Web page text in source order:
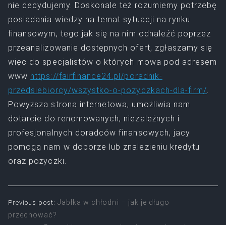
nie decydujemy. Doskonale też rozumiemy potrzebę
posiadania wiedzy na temat sytuacji na rynku
finansowym, tego jak się na nim odnaleźć poprzez
przeanalizowanie dostępnych ofert, zgłaszamy się
więc do specjalistów o których mowa pod adresem
www https://fairfinance24.pl/poradnik-
przedsiebiorcy/wszystko-o-pozyczkach-dla-firm/.
Powyższa strona internetowa, umożliwia nam
dotarcie do renomowanych, niezależnych i
profesjonalnych doradców finansowych, jacy
pomogą nam w doborze lub znalezieniu kredytu
oraz pożyczki.
Nawigacja
wpisu
Previous post: Jabłka w chłodni – jak je długo
przechować?